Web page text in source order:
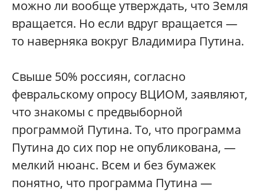
можно ли вообще утверждать, что Земля
вращается. Но если вдруг вращается —
то наверняка вокруг Владимира Путина.
Свыше 50% россиян, согласно
февральскому опросу ВЦИОМ, заявляют,
что знакомы с предвыборной
программой Путина. То, что программа
Путина до сих пор не опубликована, —
мелкий нюанс. Всем и без бумажек
понятно, что программа Путина —